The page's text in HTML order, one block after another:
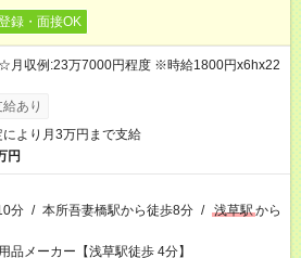
録・面接OK
月収例:23万7000円程度 ※時給1800円x6hx22
あり
により月3万円まで支給
円
分 / 本所吾妻橋駅から徒歩8分 / 浅草駅から
品メーカー【浅草駅徒歩 4分】